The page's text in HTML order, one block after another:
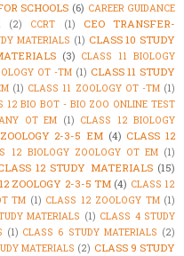
SCHOOLS (6) CAREER GUIDANCE
(2) CCRT (1)
CEO TRANSFER-
MATERIALS (1) CLASS 10 STUDY
(3) CLASS 11 BIOLOGY
OT -TM (1) CLASS 11 STUDY
(1) CLASS 11 ZOOLOGY OT -TM (1)
12 BIO BOT - BIO ZOO ONLINE TEST
OT EM (1) CLASS 12 BIOLOGY
2-3-5 EM (4) CLASS 12
12 BIOLOGY ZOOLOGY OT EM (1)
12 STUDY MATERIALS (15)
ZOOLOGY 2-3-5 TM (4) CLASS 12
TM (1) CLASS 12 ZOOLOGY TM (1)
MATERIALS (1) CLASS 4 STUDY
(1) CLASS 6 STUDY MATERIALS (2)
MATERIALS (2) CLASS 9 STUDY